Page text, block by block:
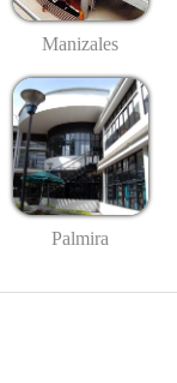
Manizales
Palmira